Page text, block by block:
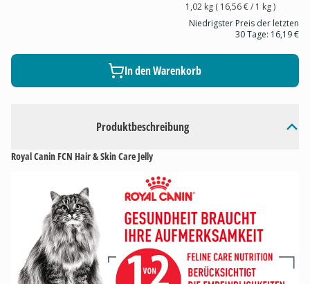
Produktbeschreibung
Royal Canin FCN Hair & Skin Care Jelly
1,02 kg( 16,56 €/ 1 kg)
Niedrigster Preis der letzten
30 Tage: 16,19 €
In den Warenkorb